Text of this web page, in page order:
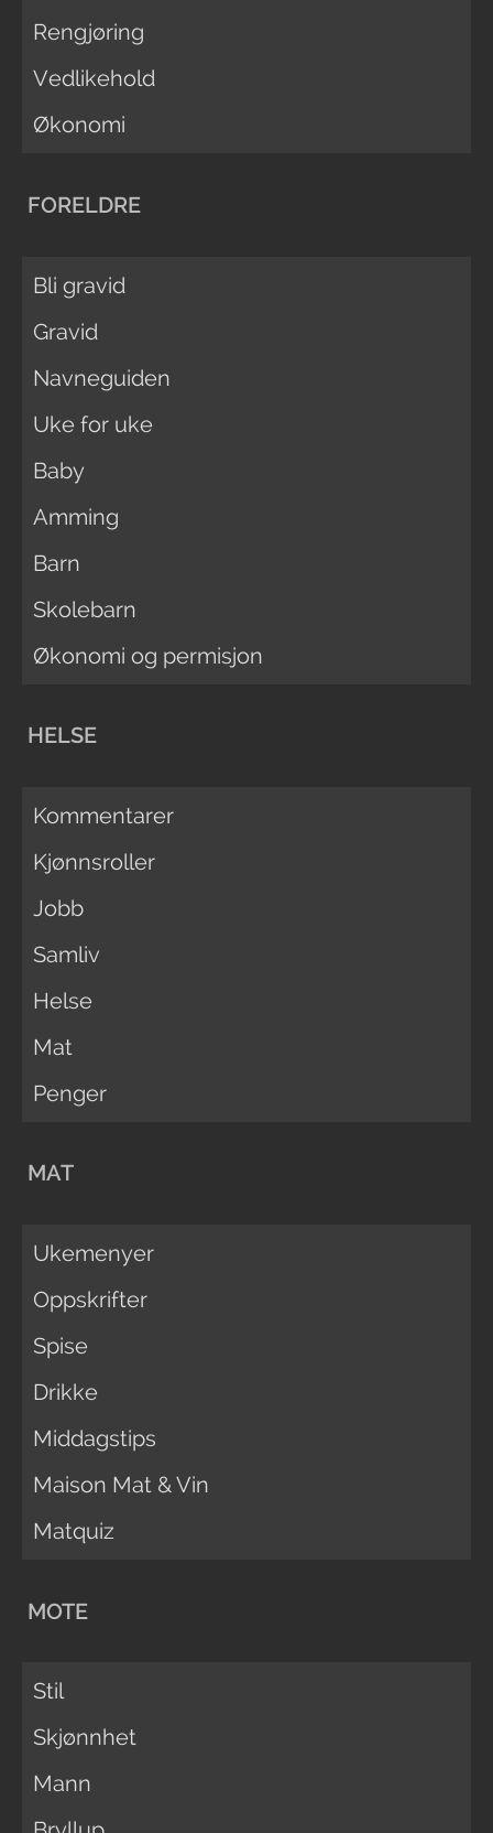
Rengjøring
Vedlikehold
Økonomi
FORELDRE
Bli gravid
Gravid
Navneguiden
Uke for uke
Baby
Amming
Barn
Skolebarn
Økonomi og permisjon
HELSE
Kommentarer
Kjønnsroller
Jobb
Samliv
Helse
Mat
Penger
MAT
Ukemenyer
Oppskrifter
Spise
Drikke
Middagstips
Maison Mat & Vin
Matquiz
MOTE
Stil
Skjønnhet
Mann